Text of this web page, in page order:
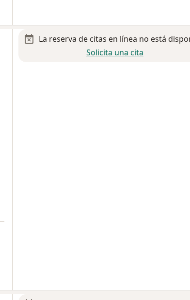
La reserva de citas en línea no está
Solicita una cita